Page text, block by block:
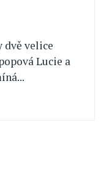
dvě velice
Lucie a